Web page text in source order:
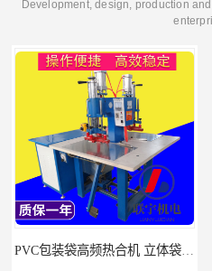
Development, design, production
PVC包装袋高频热合机 立体袋焊接机 找联宇生产厂家